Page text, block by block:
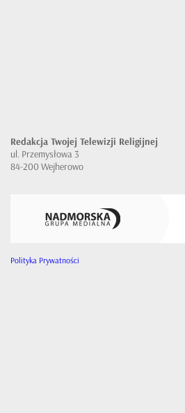
Redakcja Twojej Telewizji Religijnej
ul. Przemysłowa 3
84-200 Wejherowo
Polityka Prywatności